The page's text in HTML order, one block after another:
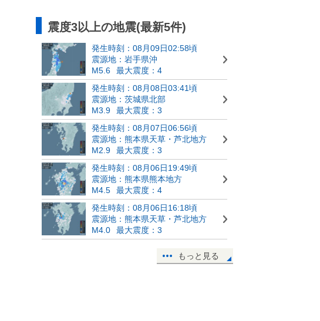
震度3以上の地震(最新5件)
発生時刻：08月09日02:58頃
震源地：岩手県沖
M5.6
最大震度：4
発生時刻：08月08日03:41頃
震源地：茨城県北部
M3.9
最大震度：3
発生時刻：08月07日06:56頃
震源地：熊本県天草・芦北地方
M2.9
最大震度：3
発生時刻：08月06日19:49頃
震源地：熊本県熊本地方
M4.5
最大震度：4
発生時刻：08月06日16:18頃
震源地：熊本県天草・芦北地方
M4.0
最大震度：3
もっと見る